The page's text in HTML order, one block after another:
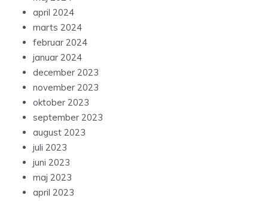
april 2024
marts 2024
februar 2024
januar 2024
december 2023
november 2023
oktober 2023
september 2023
august 2023
juli 2023
juni 2023
maj 2023
april 2023